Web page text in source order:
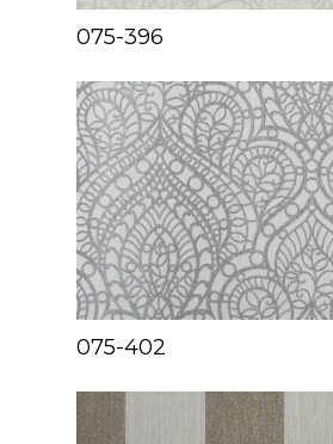
075-396
075-402